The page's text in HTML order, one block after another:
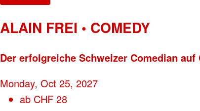
ALAIN FREI • COMEDY
Der erfolgreiche Schweizer Comedian
Monday, Oct 25, 2027
ab CHF 28